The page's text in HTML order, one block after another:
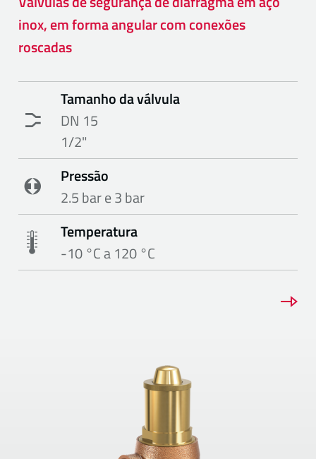
inox, em forma angular com conexões
roscadas
Tamanho da válvula
DN 15
1/2"
Pressão
2.5 bar e 3 bar
Temperatura
-10 °C a 120 °C